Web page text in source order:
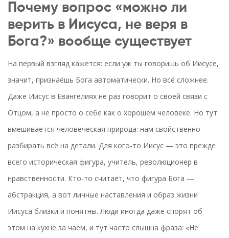
Почему вопрос «можно ли
верить в Иисуса, не веря в
Бога?» вообще существует
На первый взгляд кажется: если уж ты говоришь об Иисусе,
значит, признаёшь Бога автоматически. Но всё сложнее.
Даже Иисус в Евангелиях не раз говорит о своей связи с
Отцом, а не просто о себе как о хорошем человеке. Но тут
вмешивается человеческая природа: нам свойственно
разбирать всё на детали. Для кого-то Иисус — это прежде
всего историческая фигура, учитель, революционер в
нравственности. Кто-то считает, что фигура Бога —
абстракция, а вот личные наставления и образ жизни
Иисуса близки и понятны. Люди иногда даже спорят об
этом на кухне за чаем, и тут часто слышна фраза: «Не